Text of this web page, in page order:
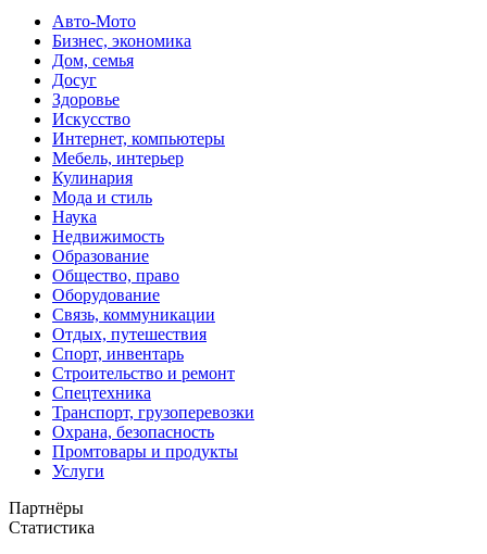
Авто-Мото
Бизнес, экономика
Дом, семья
Досуг
Здоровье
Искусство
Интернет, компьютеры
Мебель, интерьер
Кулинария
Мода и стиль
Наука
Недвижимость
Образование
Общество, право
Оборудование
Связь, коммуникации
Отдых, путешествия
Спорт, инвентарь
Строительство и ремонт
Спецтехника
Транспорт, грузоперевозки
Охрана, безопасность
Промтовары и продукты
Услуги
Партнёры
Статистика